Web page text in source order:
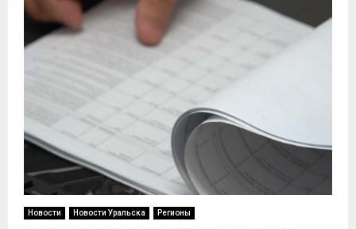
Новости Новости Уральска Регионы